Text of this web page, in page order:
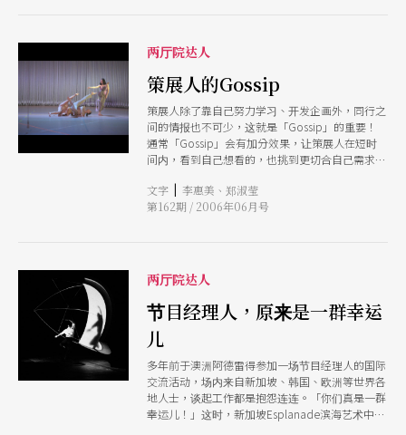
两厅院达人
策展人的Gossip
策展人除了靠自己努力学习、开发企画外，同行之
间的情报也不可少，这就是「Gossip」的重要！
通常「Gossip」会有加分效果，让策展人在短时
间内，看到自己想看的，也挑到更切合自己需求的
文字 | 李惠美、郑淑莹
第162期 / 2006年06月号
两厅院达人
节目经理人，原来是一群幸运
儿
多年前于澳洲阿德雷得参加一场节目经理人的国际
交流活动，场内来自新加坡、韩国、欧洲等世界各
地人士，谈起工作都是抱怨连连。「你们真是一群
幸运儿！」这时，新加坡Esplanade滨海艺术中心